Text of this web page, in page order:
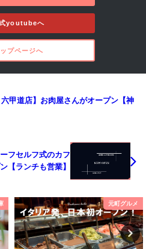
youtubeへ
ップページへ
六甲道店】お肉屋さんがオープン【神
フセルフ式のカフ
【ランチも営業】
元町グルメ